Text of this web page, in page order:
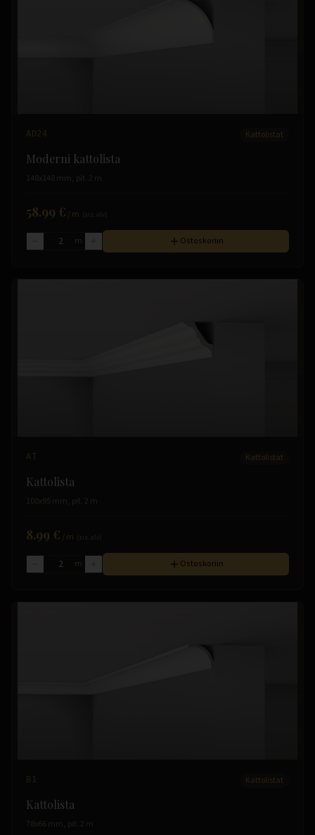
AD24 Kattolistat
Moderni kattolista
148x148 mm, pit. 2 m
58.99 € /m
m Ostoskoriin
AT Kattolistat
Kattolista
100x95 mm, pit. 2 m
8.99 € /m
m Ostoskoriin
B1 Kattolistat
Kattolista
78x66 mm, pit. 2 m